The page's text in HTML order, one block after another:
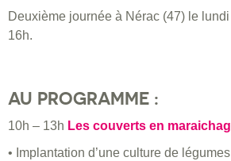
Deuxième journée à Nérac (47) le
16h.
AU PROGRAMME :
10h – 13h Les couverts en
• Implantation d’une culture de